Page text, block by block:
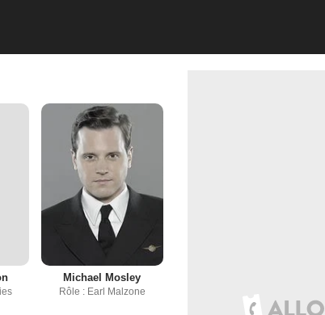
Michael Mosley
Rôle : Earl Malzone